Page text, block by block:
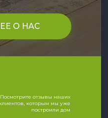
О НАС
Посмотрите отзывы наших
клиентов, которым мы уже
построили дом